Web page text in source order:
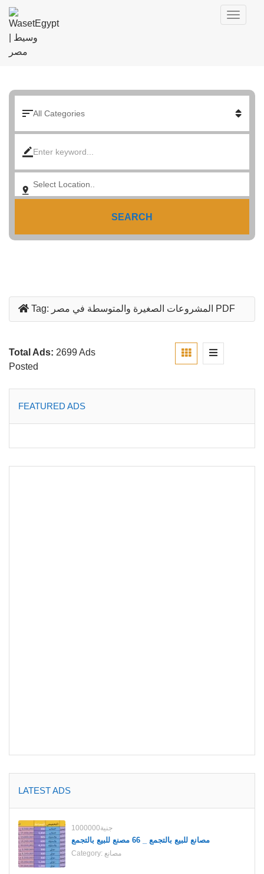
SEARCH
Tag: المشروعات الصغيرة والمتوسطة في مصر PDF
Total Ads: 2699 Ads
Posted
FEATURED ADS
LATEST ADS
1000000جنية
مصانع للبيع بالتجمع _ 66 مصنع للبيع بالتجمع
Category: مصانع